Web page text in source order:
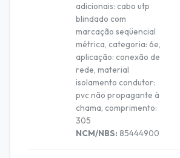
adicionais: cabo utp
blindado com
marcação seqüencial
métrica, categoria: 6e,
aplicação: conexão de
rede, material
isolamento condutor:
pvc não propagante à
chama, comprimento:
305
NCM/NBS: 85444900